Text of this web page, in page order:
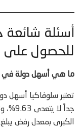
أسئلة
للحصول على
ما هي أسهل دولة في
تعتبر سلوفاكيا أسهل
جداً
الكبرى بمعدل رفض يبلغ 11.33%.